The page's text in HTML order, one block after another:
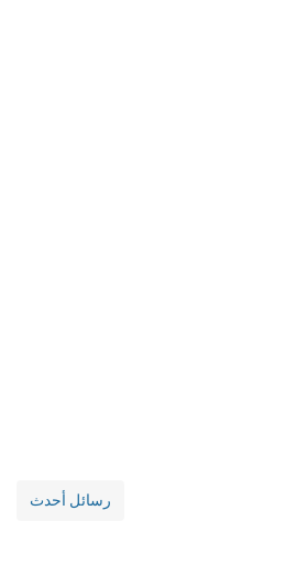
رسائل أحدث